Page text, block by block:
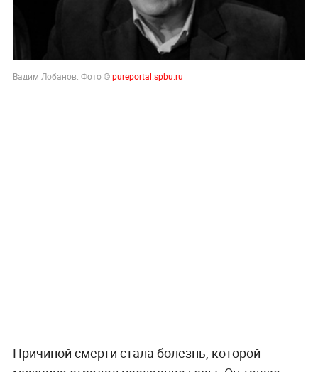
Вадим Лобанов. Фото ©pureportal.spbu.ru
Причиной смерти стала болезнь, которой